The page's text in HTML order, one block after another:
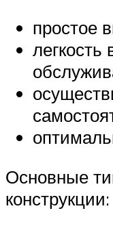
простое
легкость
Основные
конструкции: